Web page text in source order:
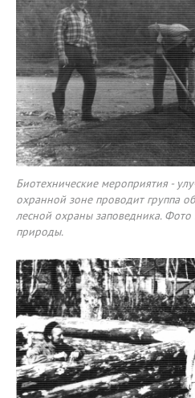
Биотехнические мероприятия -
охранной зоне проводит группа
лесной охраны заповедника.
природы.